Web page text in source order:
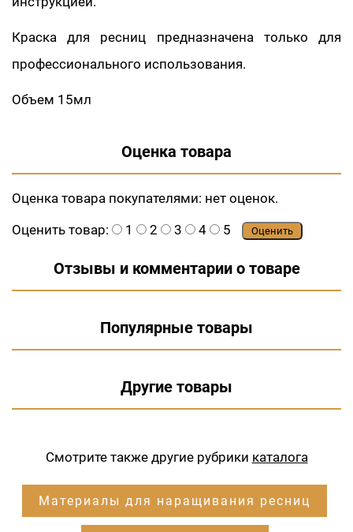
Краска для ресниц предназначена только для
профессионального использования.
Объем 15мл
Оценка товара
Оценка товара покупателями: нет оценок.
Оценить товар:
1 2 3 4 5 Оценить
Отзывы и комментарии о товаре
Популярные товары
Другие товары
Смотрите также другие рубрики каталога
Материалы для наращивания ресниц